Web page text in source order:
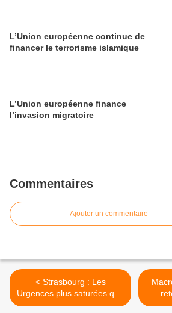
L’Union européenne continue de
financer le terrorisme islamique
L’Union européenne finance
l’invasion migratoire
Commentaires
Ajouter un commentaire
< Strasbourg : Les
Urgences plus saturées que
pendant le Covid19